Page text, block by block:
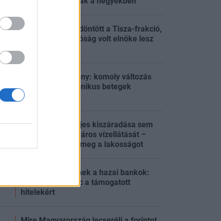
Tisza-kormány: döntött a Tisza-frakció,
a Legfelsőbb Bíróság volt elnöke lesz
Meglépi a kormány: komoly változás
jön a magyar krónikus betegek
ellátásában
Még a folyója teljes kiszáradása sem
fenyegetné a főváros vízellátását –
Kiderült, mi védi meg a lakosságot
Egymás alá ígérnek a hazai bankok:
folytatódik a harc a támogatott
hitelekért